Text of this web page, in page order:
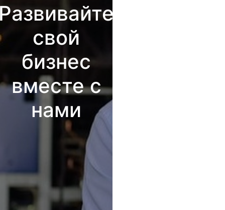
свой
бизнес
вместе с
нами